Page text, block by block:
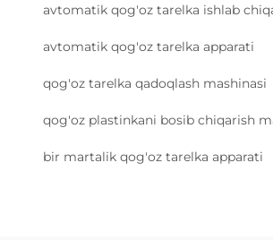
avtomatik qog'oz tarelka ishlab
avtomatik qog'oz tarelka apparati
qog'oz tarelka qadoqlash mashinasi
qog'oz plastinkani bosib chiqarish
bir martalik qog'oz tarelka apparati